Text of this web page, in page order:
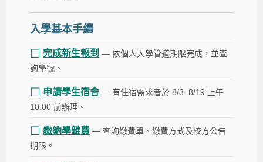
入學基本手續
☐ 完成新生報到 — 依個人入學管道期限完成，並查
詢學號。
☐ 申請學生宿舍— 有住宿需求者於 8/3–8/19 上午
10:00 前辦理。
☐ 繳納學雜費 — 查詢繳費單、繳費方式及校方公告
期限。